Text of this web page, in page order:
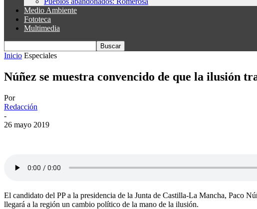
Medio Ambiente
Fototeca
Multimedia
Inicio Especiales
Núñez se muestra convencido de que la ilusión
Por
Redacción
-
26 mayo 2019
El candidato del PP a la presidencia de la Junta de Castilla-La Mancha, Paco
llegará a la región un cambio político de la mano de la ilusión.